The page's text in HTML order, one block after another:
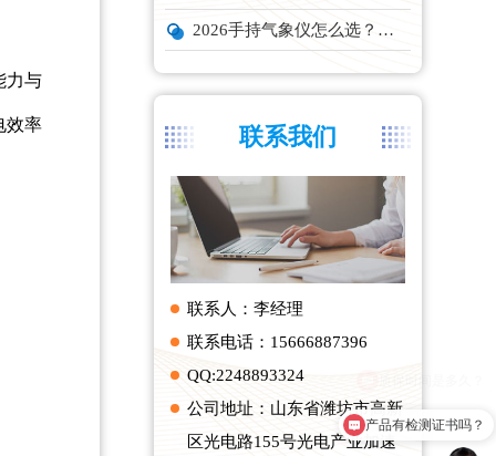
2026手持气象仪怎么选？云境天合、天蔚主流机型深度测评
联系我们
联系人：李经理
联系电话：15666887396
QQ:2248893324
公司地址：山东省潍坊市高新
区光电路155号光电产业加速
力与
效率
产品有检测证书吗？